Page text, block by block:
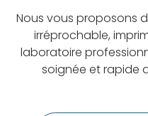
Nous vous proposons
irréprochable,
laboratoire
soignée et rapide